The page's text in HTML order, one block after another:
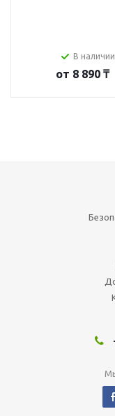
В наличии
от 8 890 ₸